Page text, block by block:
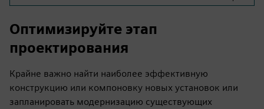
Оптимизируйте этап
проектирования
Крайне важно найти наиболее эффективную
конструкцию или компоновку новых установок или
запланировать модернизацию существующих